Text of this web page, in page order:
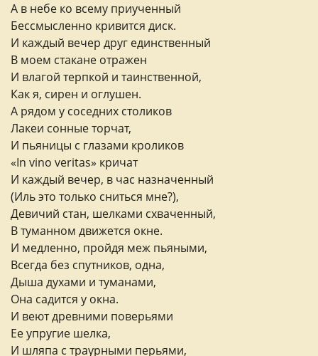
А в небе ко всему приученный
Бессмысленно кривится диск.
И каждый вечер друг единственный
В моем стакане отражен
И влагой терпкой и таинственной,
Как я, сирен и оглушен.
А рядом у соседних столиков
Лакеи сонные торчат,
И пьяницы с глазами кроликов
«In vino veritas» кричат
И каждый вечер, в час назначенный
(Иль это только сниться мне?),
Девичий стан, шелками схваченный,
В туманном движется окне.
И медленно, пройдя меж пьяными,
Всегда без спутников, одна,
Дыша духами и туманами,
Она садится у окна.
И веют древними поверьями
Ее упругие шелка,
И шляпа с траурными перьями,